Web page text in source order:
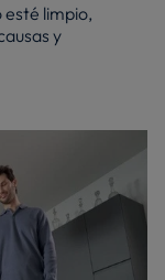
esté limpio,
y